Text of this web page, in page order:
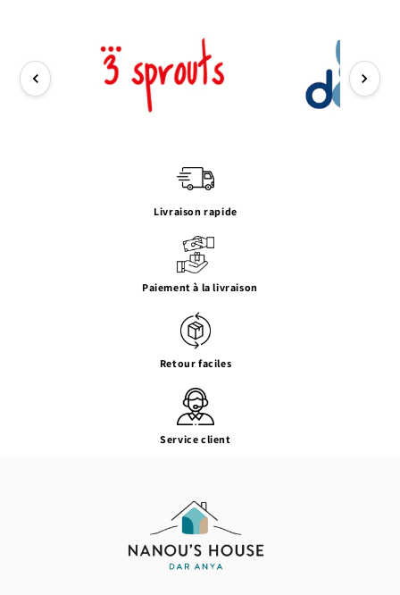
Livraison rapide
Paiement à la livraison
Retour faciles
Service client